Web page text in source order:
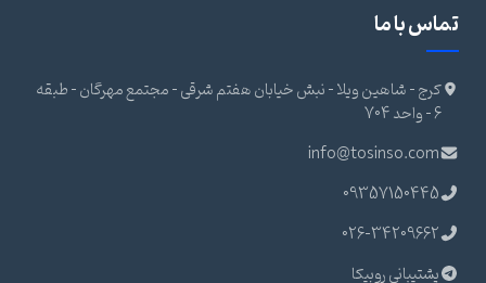
تماس با ما
کرج - شاهین ویلا - نبش خیابان هفتم شرقی - مجتمع مهرگان - طبقه
6 - واحد 704
info@tosinso.com
09357150445
026-34209662
پشتیبانی روبیکا